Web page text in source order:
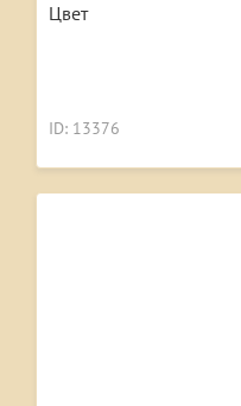
Цвет
ID: 13376